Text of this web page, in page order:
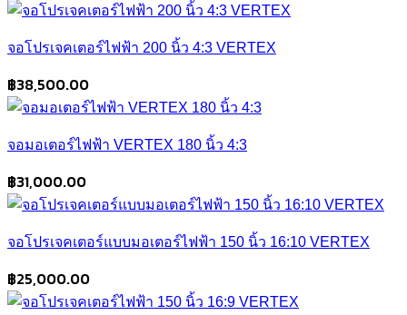
จอโปรเจคเตอร์ไฟฟ้า 200 นิ้ว 4:3 VERTEX
฿38,500.00
จอมอเตอร์ไฟฟ้า VERTEX 180 นิ้ว 4:3
฿31,000.00
จอโปรเจคเตอร์แบบมอเตอร์ไฟฟ้า 150 นิ้ว 16:10 VERTEX
฿25,000.00